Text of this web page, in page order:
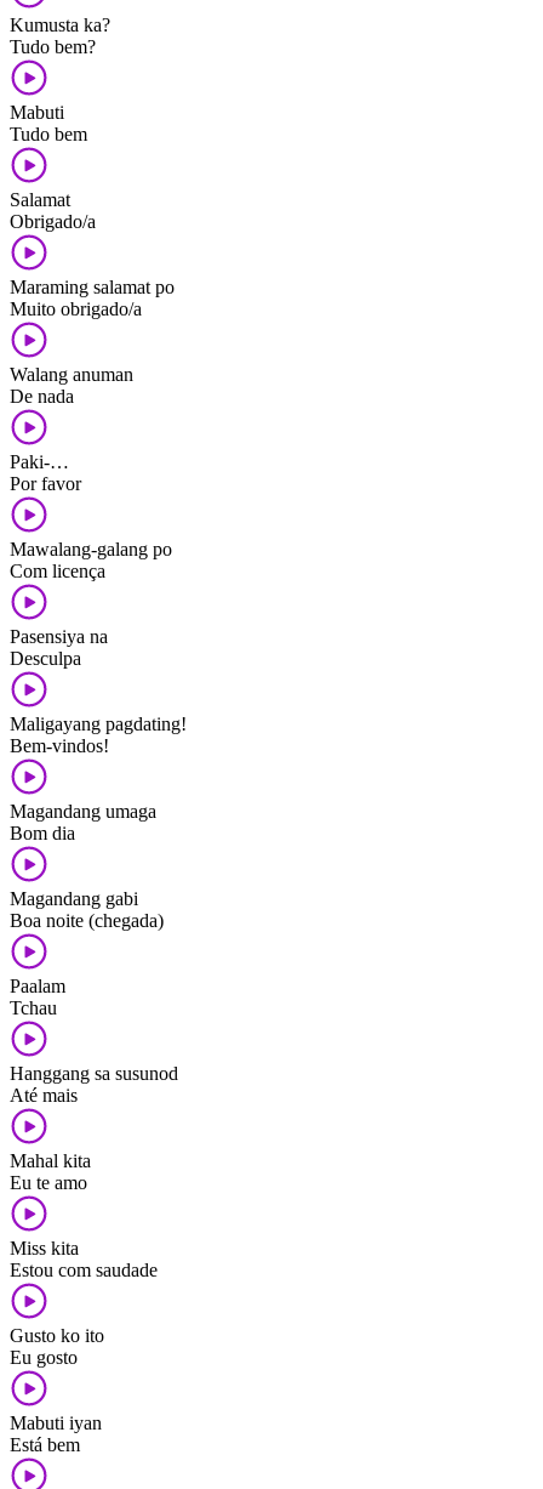
Kumusta ka?
Tudo bem?
Mabuti
Tudo bem
Salamat
Obrigado/a
Maraming salamat po
Muito obrigado/a
Walang anuman
De nada
Paki-…
Por favor
Mawalang-galang po
Com licença
Pasensiya na
Desculpa
Maligayang pagdating!
Bem-vindos!
Magandang umaga
Bom dia
Magandang gabi
Boa noite (chegada)
Paalam
Tchau
Hanggang sa susunod
Até mais
Mahal kita
Eu te amo
Miss kita
Estou com saudade
Gusto ko ito
Eu gosto
Mabuti iyan
Está bem